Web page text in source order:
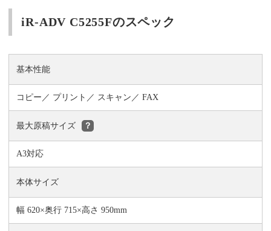
iR-ADV C5255Fのスペック
基本性能
コピー プリント スキャン FAX
最大原稿サイズ ？
A3対応
本体サイズ
幅 620×奥行 715×高さ 950mm